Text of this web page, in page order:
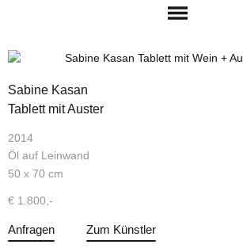
Sabine Kasan
Tablett mit Auster
2014
Öl auf Leinwand
50 x 70 cm
€ 1.800,-
Anfragen Zum Künstler